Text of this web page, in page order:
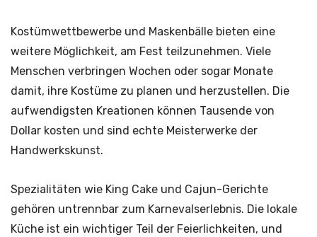
Kostümwettbewerbe und Maskenbälle bieten eine
weitere Möglichkeit, am Fest teilzunehmen. Viele
Menschen verbringen Wochen oder sogar Monate
damit, ihre Kostüme zu planen und herzustellen. Die
aufwendigsten Kreationen können Tausende von
Dollar kosten und sind echte Meisterwerke der
Handwerkskunst.
Spezialitäten wie King Cake und Cajun-Gerichte
gehören untrennbar zum Karnevalserlebnis. Die lokale
Küche ist ein wichtiger Teil der Feierlichkeiten, und